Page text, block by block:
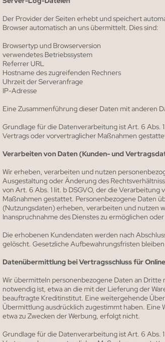
Der Provider der Seiten erhebt und speichert
Browser automatisch an uns übermittelt. Dies sind:
Browsertyp und Browserversion
verwendetes Betriebssystem
Referrer URL
Hostname des zugreifenden Rechners
Uhrzeit der Serveranfrage
IP-Adresse
Eine Zusammenführung dieser Daten mit anderen
Grundlage für die Datenverarbeitung ist Art. 6 Abs.
Vertrags oder vorvertraglicher Maßnahmen
Verarbeiten von Daten (Kunden- und
Wir erheben, verarbeiten und nutzen
Ausgestaltung oder Änderung des
von Art. 6 Abs. 1 lit. b DSGVO, der die
Maßnahmen gestattet. Personenbezogene Daten
(Nutzungsdaten) erheben, verarbeiten und nutzen
Inanspruchnahme des Dienstes zu ermöglichen
Die erhobenen Kundendaten werden nach
gelöscht. Gesetzliche Aufbewahrungsfristen
Datenübermittlung bei Vertragsschluss für
Wir übermitteln personenbezogene Daten an Dritte
notwendig ist, etwa an die mit der Lieferung der
beauftragte Kreditinstitut. Eine weitergehende
Übermittlung ausdrücklich zugestimmt haben. Eine
etwa zu Zwecken der Werbung, erfolgt nicht.
Grundlage für die Datenverarbeitung ist Art. 6 Abs.